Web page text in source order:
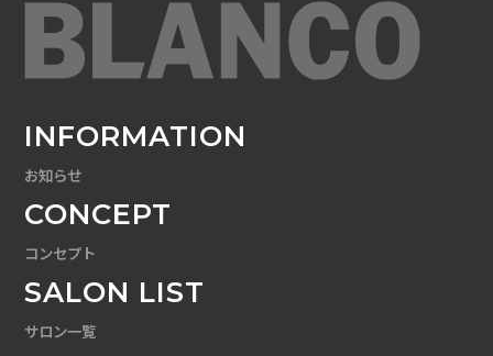
INFORMATION
お知らせ
CONCEPT
コンセプト
SALON LIST
サロン一覧